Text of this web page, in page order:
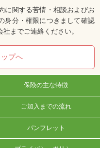
に関する苦情・相談およびお
身分・権限につきまして確認
までご連絡ください。
プへ
保険の主な特徴
ご加入までの流れ
パンフレット